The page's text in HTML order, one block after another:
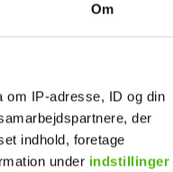
Om
om IP-adresse, ID og din
der
indhold, foretage
under indstillinger
hvor
i